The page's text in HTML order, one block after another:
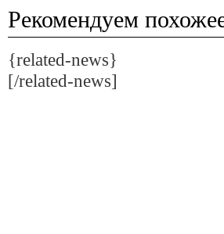
Рекомендуем
{related-news}
[/related-news]